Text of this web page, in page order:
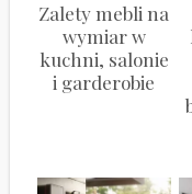
Zalety mebli na
wymiar w
kuchni, salonie
i garderobie